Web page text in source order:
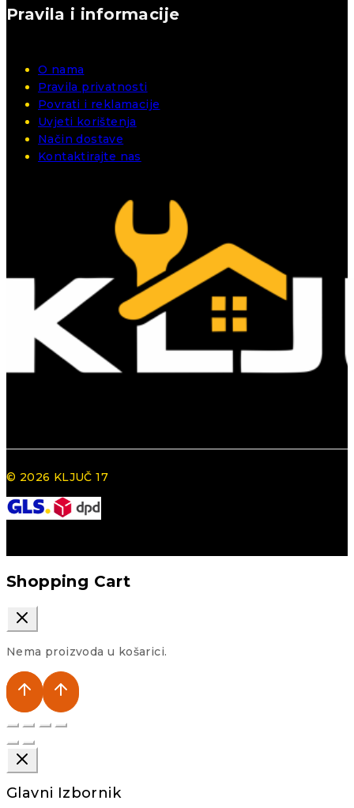
Pravila i informacije
O nama
Pravila privatnosti
Povrati i reklamacije
Uvjeti korištenja
Način dostave
Kontaktirajte nas
© 2026 KLJUČ 17
Shopping Cart
Nema proizvoda u košarici.
Glavni Izbornik